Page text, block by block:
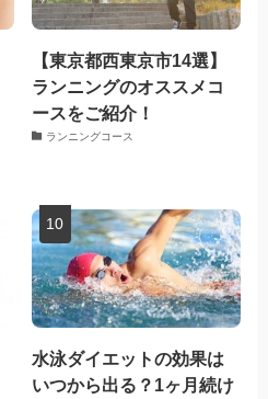
【東京都西東京市14選】
ランニングのオススメコ
ースをご紹介！
ランニングコース
水泳ダイエットの効果は
いつから出る？1ヶ月続け